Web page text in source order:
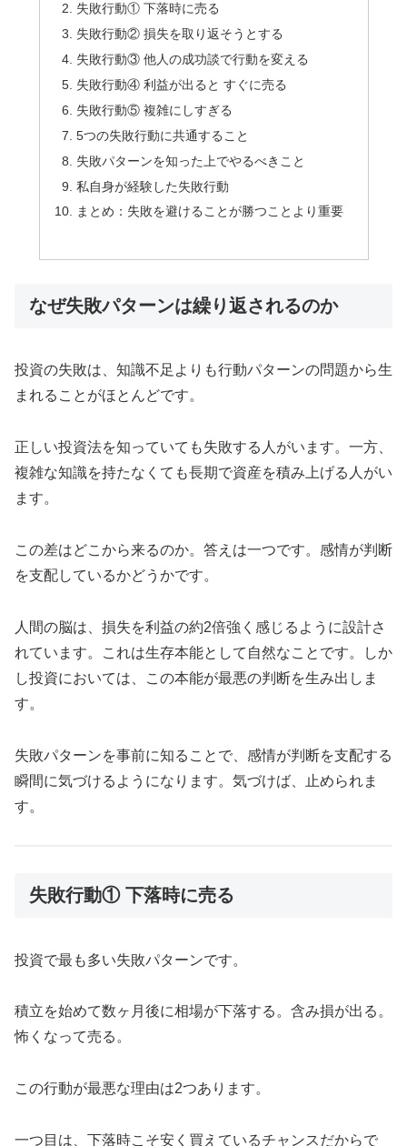
失敗行動① 下落時に売る
失敗行動② 損失を取り返そうとする
失敗行動③ 他人の成功談で行動を変える
失敗行動④ 利益が出ると すぐに売る
失敗行動⑤ 複雑にしすぎる
5つの失敗行動に共通すること
失敗パターンを知った上でやるべきこと
私自身が経験した失敗行動
まとめ：失敗を避けることが勝つことより重要
なぜ失敗パターンは繰り返されるのか
投資の失敗は、知識不足よりも行動パターンの問題から生
まれることがほとんどです。
正しい投資法を知っていても失敗する人がいます。一方、
複雑な知識を持たなくても長期で資産を積み上げる人がい
ます。
この差はどこから来るのか。答えは一つです。感情が判断
を支配しているかどうかです。
人間の脳は、損失を利益の約2倍強く感じるように設計さ
れています。これは生存本能として自然なことです。しか
し投資においては、この本能が最悪の判断を生み出しま
す。
失敗パターンを事前に知ることで、感情が判断を支配する
瞬間に気づけるようになります。気づけば、止められま
す。
失敗行動① 下落時に売る
投資で最も多い失敗パターンです。
積立を始めて数ヶ月後に相場が下落する。含み損が出る。
怖くなって売る。
この行動が最悪な理由は2つあります。
一つ目は、下落時こそ安く買えているチャンスだからで